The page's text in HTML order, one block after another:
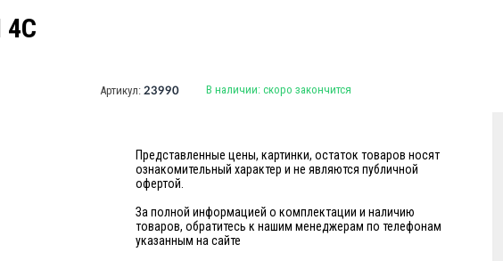
Артикул: 23990 В наличии: скоро закончится
Представленные цены, картинки, остаток товаров носят
ознакомительный характер и не являются публичной
офертой.
За полной информацией о комплектации и наличию
товаров, обратитесь к нашим менеджерам по телефонам
указанным на сайте